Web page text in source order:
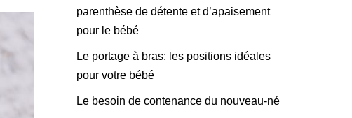
parenthèse de détente et d’apaisement
pour le bébé
Le portage à bras: les positions idéales
pour votre bébé
Le besoin de contenance du nouveau-né